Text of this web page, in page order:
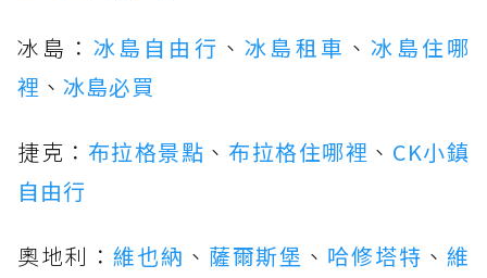
冰島： 冰島自由行 、冰島租車 、冰島住哪
裡 、 冰島必買
捷克： 布拉格景點 、 布拉格住哪裡 、 CK小鎮
自由行
奧地利： 維也納 、 薩爾斯堡 、 哈修塔特 、維